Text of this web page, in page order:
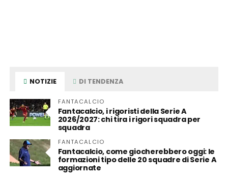
NOTIZIE DI TENDENZA
FANTACALCIO
Fantacalcio, i rigoristi della Serie A
2026/2027: chi tira i rigori squadra per
squadra
FANTACALCIO
Fantacalcio, come giocherebbero oggi: le
formazioni tipo delle 20 squadre di Serie A
aggiornate